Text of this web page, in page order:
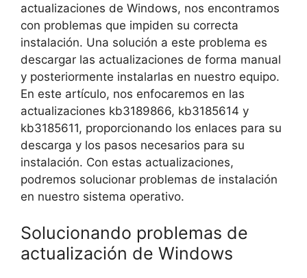
actualizaciones de Windows, nos encontramos
con problemas que impiden su correcta
instalación. Una solución a este problema es
descargar las actualizaciones de forma manual
y posteriormente instalarlas en nuestro equipo.
En este artículo, nos enfocaremos en las
actualizaciones kb3189866, kb3185614 y
kb3185611, proporcionando los enlaces para su
descarga y los pasos necesarios para su
instalación. Con estas actualizaciones,
podremos solucionar problemas de instalación
en nuestro sistema operativo.
Solucionando problemas de
actualización de Windows